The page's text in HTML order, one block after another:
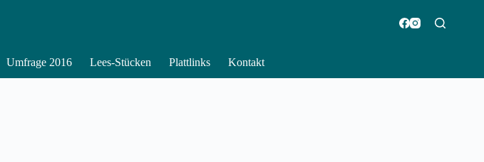
Umfrage 2016 Lees-Stücken Plattlinks Kontakt